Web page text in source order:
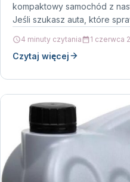
kompaktowy samochód z
Jeśli szukasz auta, które
4 minuty czytania 1 czerwca
Czytaj więcej